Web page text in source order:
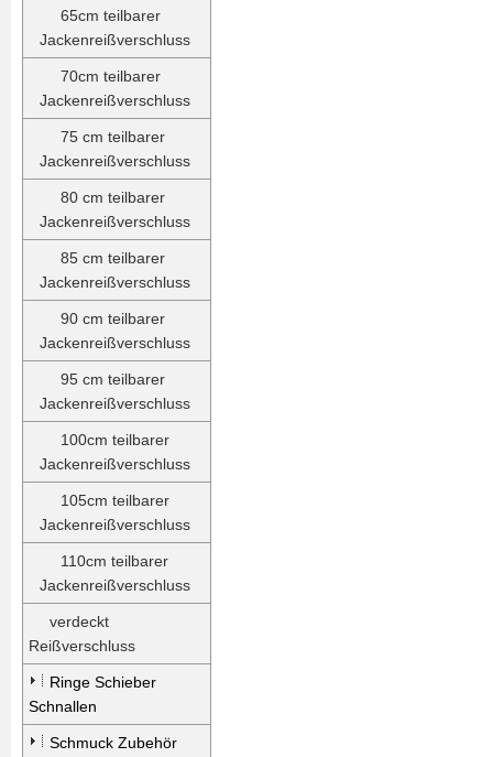
65cm teilbarer
Jackenreißverschluss
70cm teilbarer
Jackenreißverschluss
75 cm teilbarer
Jackenreißverschluss
80 cm teilbarer
Jackenreißverschluss
85 cm teilbarer
Jackenreißverschluss
90 cm teilbarer
Jackenreißverschluss
95 cm teilbarer
Jackenreißverschluss
100cm teilbarer
Jackenreißverschluss
105cm teilbarer
Jackenreißverschluss
110cm teilbarer
Jackenreißverschluss
verdeckt
Reißverschluss
Ringe Schieber
Schnallen
Schmuck Zubehör